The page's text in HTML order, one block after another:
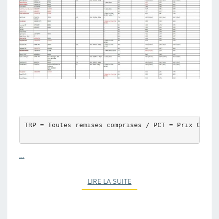
TRP = Toutes remises comprises / PCT = Prix
…
LIRE LA SUITE